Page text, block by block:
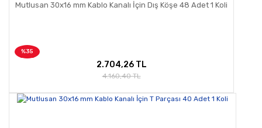
Mutlusan 30x16 mm Kablo Kanalı İçin Dış Köşe 48 Adet 1 Koli
%35
2.704,26 TL
4.160,40 TL